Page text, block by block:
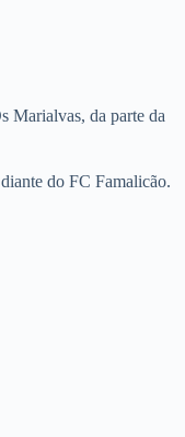
Marialvas, da parte da
do FC Famalicão.